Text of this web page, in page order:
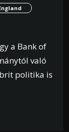
a Bank of
való
politika is